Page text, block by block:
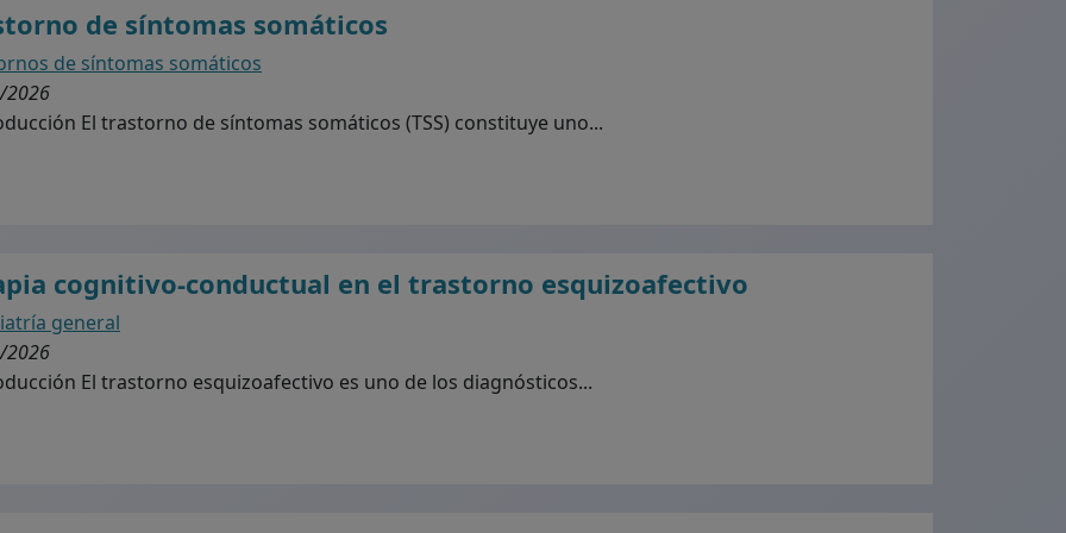
de síntomas somáticos
de síntomas somáticos
2026
El trastorno de síntomas somáticos (TSS) constituye uno...
cognitivo-conductual en el trastorno esquizoafectivo
general
2026
El trastorno esquizoafectivo es uno de los diagnósticos...